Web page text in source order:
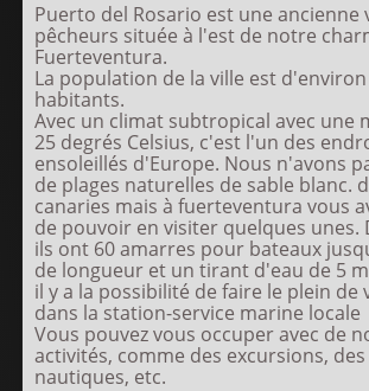
Puerto del Rosario est une ancienne
pêcheurs située à l'est de notre
Fuerteventura.
La population de la ville est d'environ
habitants.
Avec un climat subtropical avec une
25 degrés Celsius, c'est l'un des
ensoleillés d'Europe. Nous n'avons
de plages naturelles de sable blanc.
canaries mais à fuerteventura vous
de pouvoir en visiter quelques unes.
ils ont 60 amarres pour bateaux
de longueur et un tirant d'eau de 5
il y a la possibilité de faire le plein de
dans la station-service marine locale
Vous pouvez vous occuper avec de
activités, comme des excursions,
nautiques, etc.